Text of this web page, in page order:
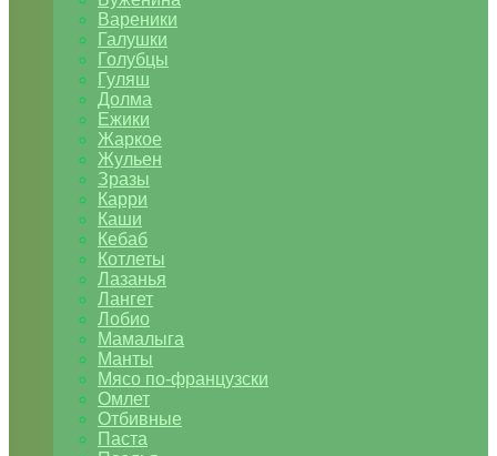
Вареники
Галушки
Голубцы
Гуляш
Долма
Ежики
Жаркое
Жульен
Зразы
Карри
Каши
Кебаб
Котлеты
Лазанья
Лангет
Лобио
Мамалыга
Манты
Мясо по-французски
Омлет
Отбивные
Паста